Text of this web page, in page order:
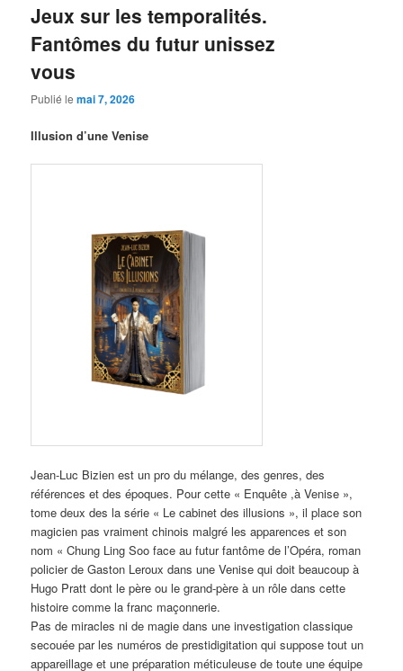
Jeux sur les temporalités.
Fantômes du futur unissez
vous
Publié lemai 7, 2026
Illusion d’une Venise
Jean-Luc Bizien est un pro du mélange, des genres, des
références et des époques. Pour cette « Enquête ,à Venise »,
tome deux des la série « Le cabinet des illusions », il place son
magicien pas vraiment chinois malgré les apparences et son
nom « Chung Ling Soo face au futur fantôme de l’Opéra, roman
policier de Gaston Leroux dans une Venise qui doit beaucoup à
Hugo Pratt dont le père ou le grand-père à un rôle dans cette
histoire comme la franc maçonnerie.
Pas de miracles ni de magie dans une investigation classique
secouée par les numéros de prestidigitation qui suppose tout un
appareillage et une préparation méticuleuse de toute une équipe